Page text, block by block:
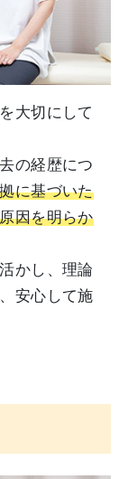
大切にして
の経歴につ
に基づいた
因を明らか
かし、理論
安心して施